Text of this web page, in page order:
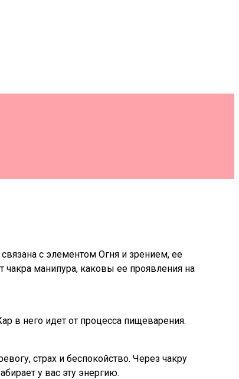
с элементом Огня и зрением, ее
чакра манипура, каковы ее проявления на
в него идет от процесса пищеварения.
страх и беспокойство. Через чакру
у вас эту энергию.